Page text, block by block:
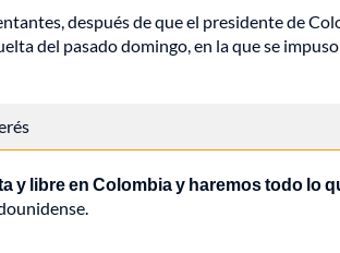
después de que el presidente de
del pasado domingo, en la que se
y libre en Colombia y haremos todo lo